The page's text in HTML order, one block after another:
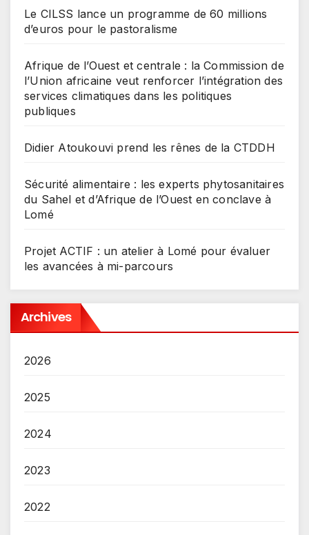
Le CILSS lance un programme de 60 millions
d’euros pour le pastoralisme
Afrique de l’Ouest et centrale : la Commission de
l’Union africaine veut renforcer l’intégration des
services climatiques dans les politiques
publiques
Didier Atoukouvi prend les rênes de la CTDDH
Sécurité alimentaire : les experts phytosanitaires
du Sahel et d’Afrique de l’Ouest en conclave à
Lomé
Projet ACTIF : un atelier à Lomé pour évaluer
les avancées à mi-parcours
Archives
2026
2025
2024
2023
2022